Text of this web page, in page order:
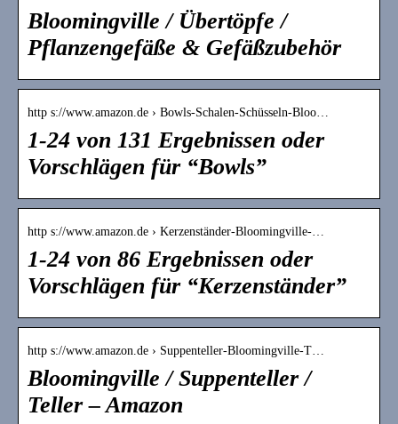
Bloomingville / Übertöpfe /
Pflanzengefäße & Gefäßzubehör
http s://www.amazon.de › Bowls-Schalen-Schüsseln-Bloo…
1-24 von 131 Ergebnissen oder
Vorschlägen für “Bowls”
http s://www.amazon.de › Kerzenständer-Bloomingville-…
1-24 von 86 Ergebnissen oder
Vorschlägen für “Kerzenständer”
http s://www.amazon.de › Suppenteller-Bloomingville-T…
Bloomingville / Suppenteller /
Teller – Amazon